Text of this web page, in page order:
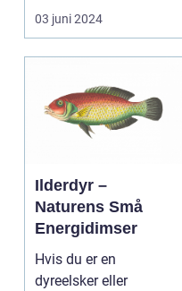
fundamentet for en
03 juni 2024
Ilderdyr –
Naturens Små
Energidimser
Hvis du er en
dyreelsker eller